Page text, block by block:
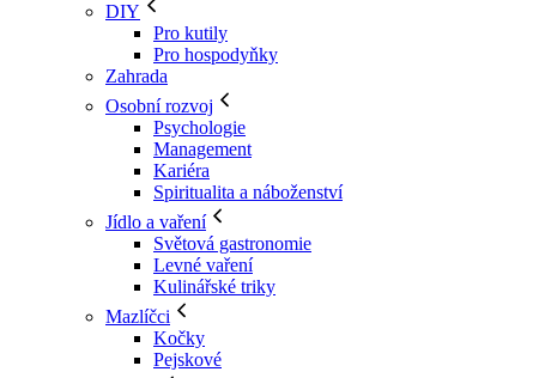
DIY
Pro kutily
Pro hospodyňky
Zahrada
Osobní rozvoj
Psychologie
Management
Kariéra
Spiritualita a náboženství
Jídlo a vaření
Světová gastronomie
Levné vaření
Kulinářské triky
Mazlíčci
Kočky
Pejskové